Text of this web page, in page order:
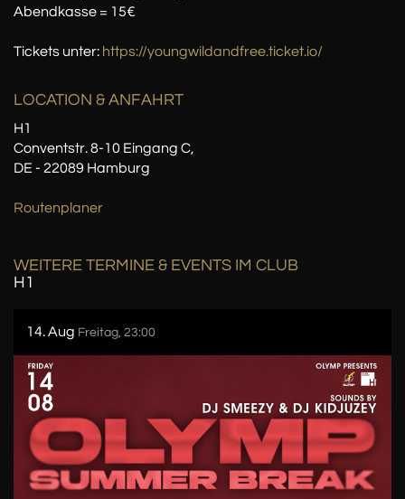
Abendkasse = 15€
Tickets unter: https://youngwildandfree.ticket.io/
LOCATION & ANFAHRT
H1
Conventstr. 8-10 Eingang C,
DE - 22089 Hamburg
Routenplaner
WEITERE TERMINE & EVENTS IM CLUB
H1
14. Aug Freitag, 23:00